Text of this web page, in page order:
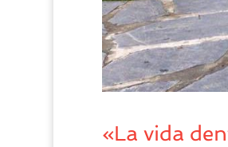
«La vida